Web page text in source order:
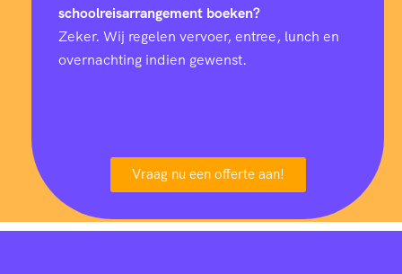
schoolreisarrangement boeken?
Zeker. Wij regelen vervoer, entree, lunch en
overnachting indien gewenst.
Vraag nu een offerte aan!